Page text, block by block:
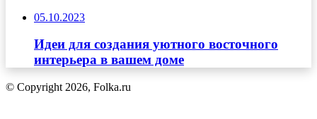
05.10.2023
Идеи для создания уютного восточного
интерьера в вашем доме
© Copyright 2026, Folka.ru